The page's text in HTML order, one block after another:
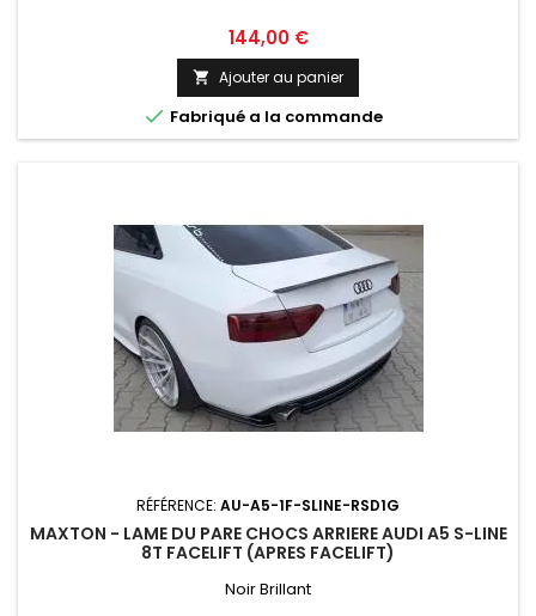
Prix
144,00 €
 Ajouter au panier
 Fabriqué a la commande
RÉFÉRENCE: AU-A5-1F-SLINE-RSD1G
MAXTON - LAME DU PARE CHOCS ARRIERE AUDI A5 S-LINE
8T FACELIFT (APRES FACELIFT)
Noir Brillant